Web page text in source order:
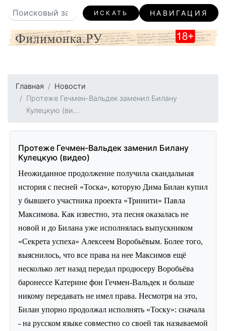
ИСКАТЬ НАВИГАЦИЯ
Главная
Новости
Протеже Гечмен-Вальдек заменил Билану
Кулецкую (ви...
Протеже Гечмен-Вальдек заменил Билану
Кулецкую (видео)
Неожиданное продолжение получила скандальная
история с песней «Тоска», которую Дима Билан купил
у бывшего участника проекта «Тринити» Павла
Максимова. Как известно, эта песня оказалась не
новой и до Билана уже исполнялась выпускником
«Секрета успеха» Алексеем Воробьёвым. Более того,
выяснилось, что все права на нее Максимов ещё
несколько лет назад передал продюсеру Воробьёва
баронессе Катерине фон Гечмен-Вальдек и больше
никому передавать не имел права. Несмотря на это,
Билан упорно продолжал исполнять «Тоску»: сначала
- на русском языке совместно со своей так называемой